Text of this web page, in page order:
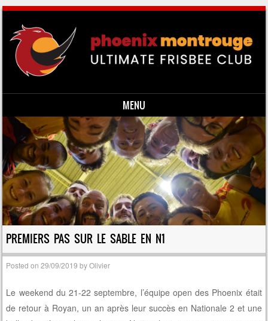
MENU
Skip to content
PREMIERS PAS SUR LE SABLE EN N1
Posted on29/09/2019 byOlivier
Le weekend du 21-22 septembre, l’équipe open des Phoenix était
de retour à Royan, un an après leur succès en Nationale 2 et une